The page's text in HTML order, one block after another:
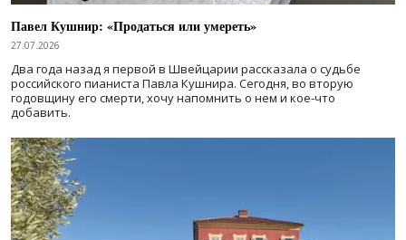
Павел Кушнир: «Продаться или умереть»
27.07.2026
Два года назад я первой в Швейцарии рассказала о судьбе
российского пианиста Павла Кушнира. Сегодня, во вторую
годовщину его смерти, хочу напомнить о нем и кое-что
добавить.